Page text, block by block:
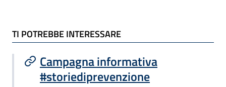
TI POTREBBE INTERESSARE
TI POTREBBE INTERESSARE
Campagna informativa
#storiediprevenzione